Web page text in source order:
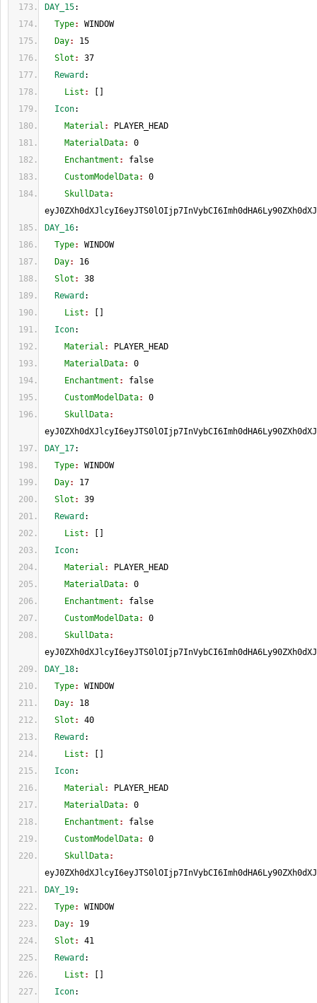
DAY_15:
Type: WINDOW
Day: 15
Slot : 37
Reward :
List :
Icon:
Material :
PLAYER_HEAD
MaterialData: 0
Enchantment : false
CustomModelData: 0
SkullData
DAY_16:
Type: WINDOW
Day: 16
Slot : 38
Reward :
List :
Icon:
Material :
PLAYER_HEAD
MaterialData: 0
Enchantment : false
CustomModelData: 0
SkullData
DAY_17:
Type: WINDOW
Day: 17
Slot : 39
Reward :
List :
Icon:
Material :
PLAYER_HEAD
MaterialData: 0
Enchantment : false
CustomModelData: 0
SkullData
DAY_18:
Type: WINDOW
Day: 18
Slot : 40
Reward :
List :
Icon:
Material :
PLAYER_HEAD
MaterialData: 0
Enchantment : false
CustomModelData: 0
SkullData
DAY_19:
Type: WINDOW
Day: 19
Slot : 41
Reward :
List :
Icon: